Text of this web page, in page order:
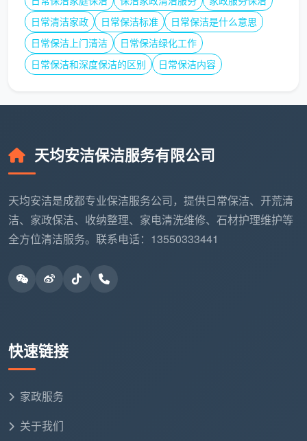
四、同样是精开荒，费用也可能有合理浮动
理解了开荒保洁费用基础报价之后，你还需要知道
三个合理变量。它们会让费用在小范围内浮动，但全部
是签合同前就确定下来的。
装
交
付
状
精装房标准
价；半包/清包
自己盯工的清包装修，地面全
是干结的乳胶漆点和水泥块，
窗
量
大窗量上浮
特
需
日常清洁家政
日常保洁标准
日常保洁是什么意思
日常保洁上门清洁
日常保洁绿化工作
日常保洁和深度保洁的区别
日常保洁内容
天均安洁保洁服务有限公司
天均安洁是成都专业保洁服务公司，提供日常保洁、开荒清
洁、家政保洁、收纳整理、家电清洗维修、石材护理维护等
全方位清洁服务。联系电话：13550333441
快速链接
家政服务
关于我们